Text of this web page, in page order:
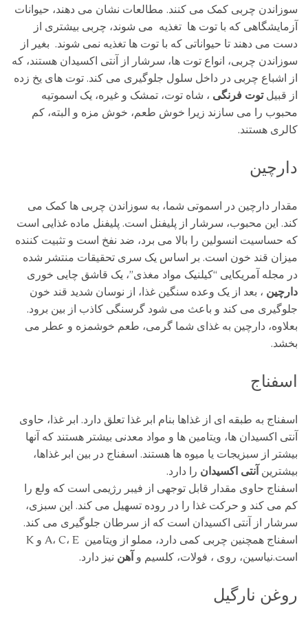
سوزاندن چربی کمک می کنند. مطالعات نشان می دهند، حیوانات
آزمایشگاهی که با توت ها تغذیه می شوند، چربی بیشتری از
دست می دهند تا حیواناتی که با توت ها تغذیه نمی شوند. بغیر از
سوزاندن چربی، انواع توت ها، سرشار از آنتی اکسیدان هستند، که
از اشباع چربی در داخل سلول جلوگیری می کند. توت های یخ زده
از قبیلتوت فرنگی ، شاه توت، تمشک و غیره، یک اسموتیه
محبوب را می سازند زیرا خوش طعم، خوش مزه و البته، کم
کالری هستند.
دارچین
مقدار دارچین در اسموتی شما، به سوزاندن چربی ها کمک می
کند. این محبوب، سرشار از پلیفنل است. پلیفنل ماده غذایی است
که حساسیت انسولین را بالا می برد، ضد نفخ است و تثبیت کننده
میزان قند خون است. بر اساس یک سری تحقیقات منتشر شده
در مجله آمریکایی “کیلنیک مواد مغذی”، یک قاشق چایی خوری
دارچین ، بعد از یک وعده سنگین غذا، از نوسان شدید قند خون
جلوگیری می کند و باعث می شود گرسنگی کاذب از بین برود.
بعلاوه، دارچین به غذای شما گرمی، طعم خوشمزه و عطر می
بخشد.
اسفناج
اسفناج به طبقه ای از غذاها بنام ابر غذا تعلق دارد. ابر غذا، حاوی
آنتی اکسیدان ها، ویتامین ها و مواد معدنی بیشتر هستند که آنها
بیشتر از سبزیجات یا میوه ها هستند. اسفناج در بین ابر غذاها،
بیشترین آنتی اکسیدان را دارد.
اسفناج حاوی مقدار قابل توجهی از فیبر رژیمی است که ولع را
کم می کند و حرکت غذا را در روده تسهیل می کند. این سبزی،
سرشار از آنتی اکسیدان است که از سرطان جلوگیری می کند.
اسفناج همچنین چربی کمی دارد، مملو از ویتامین A، C، E و K
است.نیاسین، روی ، فولات، کلسیم و آهن نیز دارد.
روغن نارگیل